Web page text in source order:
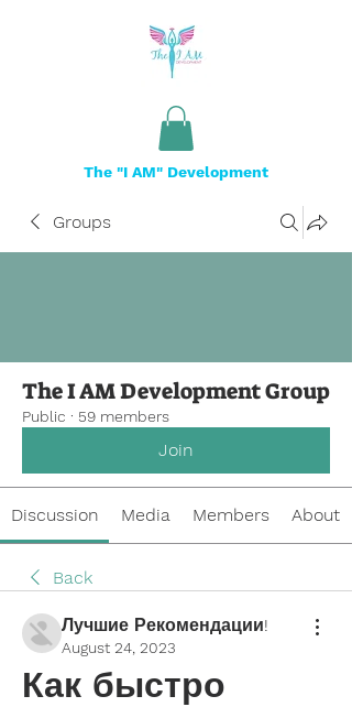
The "I AM" Development
Groups
The I AM Development Group
Public · 59 members
Join
Discussion Media Members About
Back
Лучшие Рекомендации!
August 24, 2023
Как быстро